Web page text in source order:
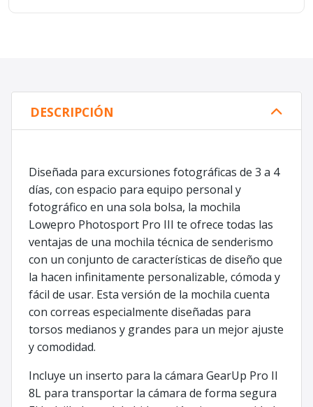
DESCRIPCIÓN
Diseñada para excursiones fotográficas de 3 a 4
días, con espacio para equipo personal y
fotográfico en una sola bolsa, la mochila
Lowepro Photosport Pro III te ofrece todas las
ventajas de una mochila técnica de senderismo
con un conjunto de características de diseño que
la hacen infinitamente personalizable, cómoda y
fácil de usar. Esta versión de la mochila cuenta
con correas especialmente diseñadas para
torsos medianos y grandes para un mejor ajuste
y comodidad.
Incluye un inserto para la cámara GearUp Pro II
8L para transportar la cámara de forma segura